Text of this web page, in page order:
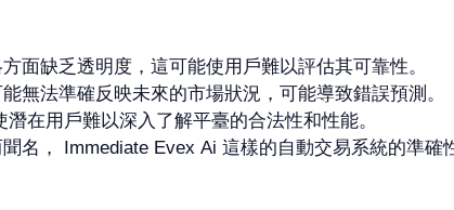
面缺乏透明度，這可能使用戶難以評估其可靠性。
無法準確反映未來的市場狀況，可能導致錯誤預測。
在用戶難以深入了解平臺的合法性和性能。
名， Immediate Evex Ai 這樣的自動交易系統的準